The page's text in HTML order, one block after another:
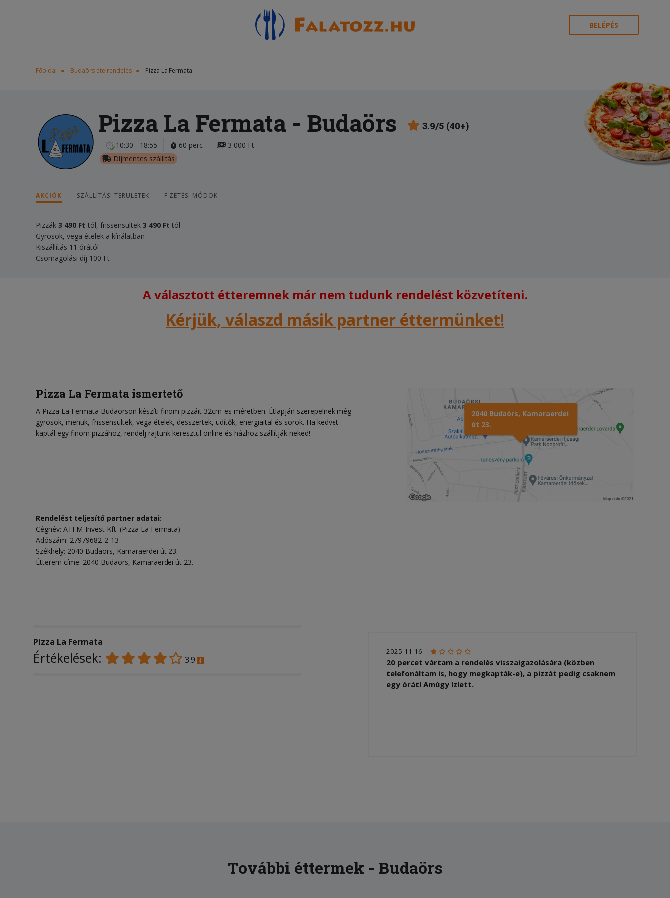
BELÉPÉS
Főoldal Budaörs ételrendelés Pizza La Fermata
Pizza La Fermata - Budaörs 3.9/5 (40+)
10:30 - 18:55 60 perc
3 000 Ft
Díjmentes szállítás
AKCIÓK SZÁLLÍTÁSI TERÜLETEK FIZETÉSI MÓDOK
Pizzák 3 490 Ft-tól, frissensültek 3 490 Ft-tól
Gyrosok, vega ételek a kínálatban
Kiszállítás 11 órától
Csomagolási díj 100 Ft
A választott étteremnek már nem tudunk rendelést közvetíteni.
Kérjük, válaszd másik partner éttermünket!
Pizza La Fermata ismertető
A Pizza La Fermata Budaörsön készíti finom pizzáit 32cm-es méretben. Étlapján szerepelnek még
gyrosok, menük, frissensültek, vega ételek, desszertek, üdítők, energiaital és sörök. Ha kedvet
kaptál egy finom pizzához, rendelj rajtunk keresztül online és házhoz szállítják neked!
2040 Budaörs, Kamaraerdei
út 23.
Rendelést teljesítő partner adatai:
Cégnév: ATFM-Invest Kft. (Pizza La Fermata)
Adószám: 27979682-2-13
Székhely: 2040 Budaörs, Kamaraerdei út 23.
Étterem címe: 2040 Budaörs, Kamaraerdei út 23.
Pizza La Fermata
Értékelések: 3.9
2025-11-16 - :
20 percet vártam a rendelés visszaigazolására (közben
telefonáltam is, hogy megkapták-e), a pizzát pedig csaknem
egy órát! Amúgy ízlett.
További éttermek - Budaörs